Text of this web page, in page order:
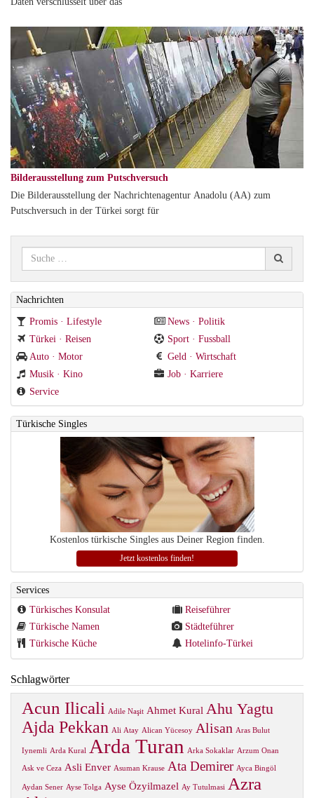
Bilderausstellung zum Putschversuch
Die Bilderausstellung der Nachrichtenagentur Anadolu (AA) zum
Putschversuch in der Türkei sorgt für
Nachrichten
Promis · Lifestyle
News · Politik
Türkei · Reisen
Sport · Fussball
Auto · Motor
Geld · Wirtschaft
Musik · Kino
Job · Karriere
Service
Türkische Singles
Kostenlos türkische Singles aus Deiner Region finden.
Jetzt kostenlos finden!
Services
Türkisches Konsulat
Reiseführer
Türkische Namen
Städteführer
Türkische Küche
Hotelinfo-Türkei
Schlagwörter
Acun Ilicali Adile Naşit Ahmet Kural Ahu Yagtu
Ajda Pekkan Ali Atay Alican Yücesoy Alisan Aras Bulut
Iynemli Arda Kural Arda Turan Arka Sokaklar Arzum Onan
Ask ve Ceza Asli Enver Asuman Krause Ata Demirer Ayca Bingöl
Aydan Sener Ayse Tolga Ayse Özyilmazel Ay Tutulmasi
Azra